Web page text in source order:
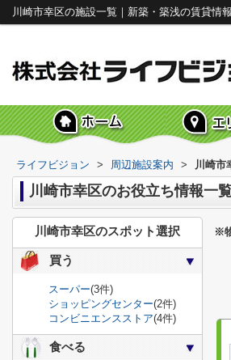
川崎市幸区の施設一覧｜新築・築浅の賃貸情
ライフビジョン > 周辺施設案内 > 川崎市
川崎市幸区のお役立ち情報一
※
川崎市幸区のスポット選択
買う
スーパー(3件)
ショッピングセンター(2件)
コンビニエンスストア(4件)
食べる